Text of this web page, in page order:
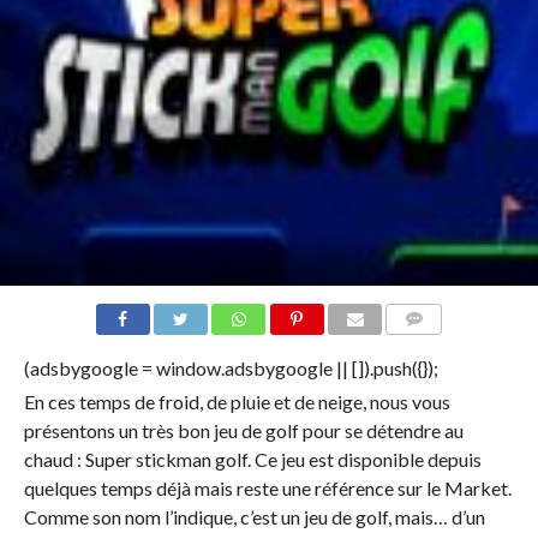
(adsbygoogle = window.adsbygoogle || []).push({});
En ces temps de froid, de pluie et de neige, nous vous
présentons un très bon jeu de golf pour se détendre au
chaud : Super stickman golf. Ce jeu est disponible depuis
quelques temps déjà mais reste une référence sur le Market.
Comme son nom l’indique, c’est un jeu de golf, mais… d’un